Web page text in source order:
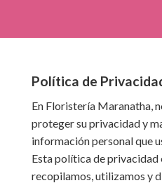
Política de
En Floristería Maranatha,
proteger su privacidad y
información personal que
Esta política de privacidad
recopilamos, utilizamos y